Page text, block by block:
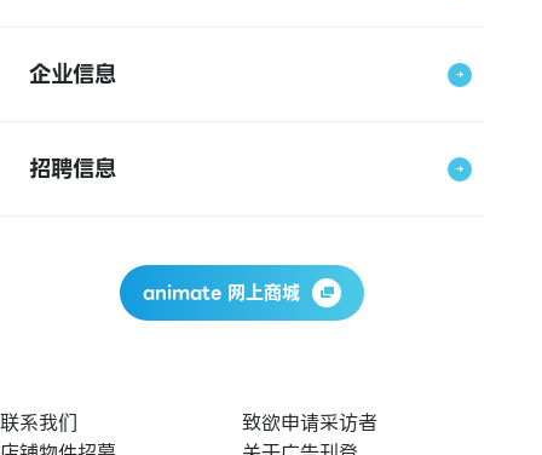
企业信息
招聘信息
animate 网上商城
联系我们
致欲申请采访者